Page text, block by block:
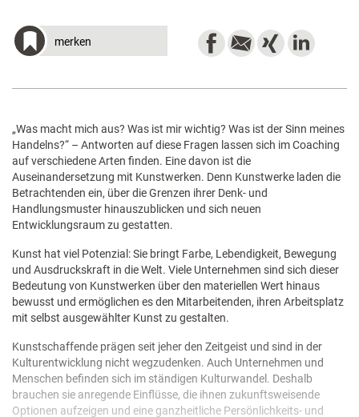
merken
„Was macht mich aus? Was ist mir wichtig? Was ist der Sinn meines
Handelns?“ – Antworten auf diese Fragen lassen sich im Coaching
auf verschiedene Arten finden. Eine davon ist die
Auseinandersetzung mit Kunstwerken. Denn Kunstwerke laden die
Betrachtenden ein, über die Grenzen ihrer Denk- und
Handlungsmuster hinauszublicken und sich neuen
Entwicklungsraum zu gestatten.
Kunst hat viel Potenzial: Sie bringt Farbe, Lebendigkeit, Bewegung
und Ausdruckskraft in die Welt. Viele Unternehmen sind sich dieser
Bedeutung von Kunstwerken über den materiellen Wert hinaus
bewusst und ermöglichen es den Mitarbeitenden, ihren Arbeitsplatz
mit selbst ausgewählter Kunst zu gestalten.
Kunstschaffende prägen seit jeher den Zeitgeist und sind in der
Kulturentwicklung nicht wegzudenken. Auch Unternehmen und
Menschen befinden sich im ständigen Kulturwandel. Deshalb
brauchen sie anregende Einflüsse, die ihnen zukunftsweisende
Optionen aufzeigen und eine ganzheitliche Persönlichkeits- und